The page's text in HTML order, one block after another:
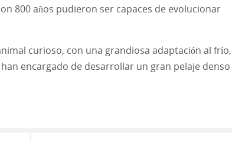
800 años pudieron ser capaces de evolucionar
curioso, con una grandiosa adaptación al frío,
encargado de desarrollar un gran pelaje denso